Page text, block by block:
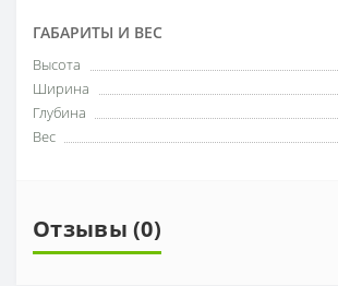
ГАБАРИТЫ И ВЕС
Высота
Ширина
Глубина
Вес
Отзывы (0)